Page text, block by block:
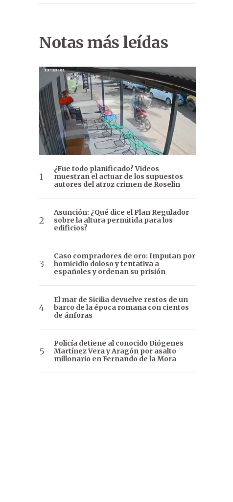
Notas más leídas
¿Fue todo planificado? Videos
muestran el actuar de los supuestos
autores del atroz crimen de Roselin
Asunción: ¿Qué dice el Plan Regulador
sobre la altura permitida para los
edificios?
Caso compradores de oro: Imputan por
homicidio doloso y tentativa a
españoles y ordenan su prisión
El mar de Sicilia devuelve restos de un
barco de la época romana con cientos
de ánforas
Policía detiene al conocido Diógenes
Martínez Vera y Aragón por asalto
millonario en Fernando de la Mora